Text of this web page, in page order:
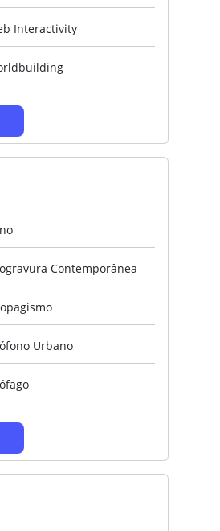
Interactivity
Contemporânea
Urbano